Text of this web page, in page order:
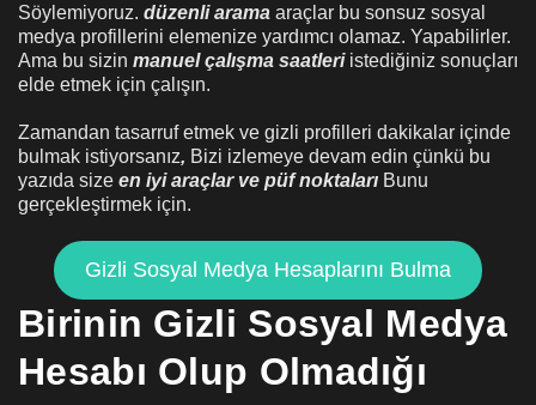
Söylemiyoruz. düzenli arama araçlar bu sonsuz sosyal
medya profillerini elemenize yardımcı olamaz. Yapabilirler.
Ama bu sizin manuel çalışma saatleriistediğiniz sonuçları
elde etmek için çalışın.
Zamandan tasarruf etmek ve gizli profilleri dakikalar içinde
bulmak istiyorsanız, Bizi izlemeye devam edin çünkü bu
yazıda size en iyi araçlar ve püf noktaları Bunu
gerçekleştirmek için.
Gizli Sosyal Medya Hesaplarını Bulma
Birinin Gizli Sosyal Medya
Hesabı Olup Olmadığı